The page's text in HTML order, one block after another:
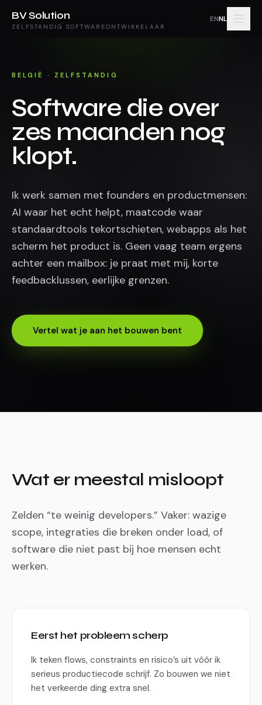
BV Solution
ZELFSTANDIG SOFTWAREONTWIKKELAAR
ENNL
BELGIË · ZELFSTANDIG
Software die over
zes maanden nog
klopt.
Ik werk samen met founders en productmensen:
AI waar het echt helpt, maatcode waar
standaardtools tekortschieten, webapps als het
scherm het product is. Geen vaag team ergens
achter een mailbox: je praat met mij, korte
feedbacklussen, eerlijke grenzen.
Vertel wat je aan het bouwen bent
Wat er meestal misloopt
Zelden “te weinig developers.” Vaker: wazige
scope, integraties die breken onder load, of
software die niet past bij hoe mensen echt
werken.
Eerst het probleem scherp
Ik teken flows, constraints en risico’s uit vóór ik
serieus productiecode schrijf. Zo bouwen we niet
het verkeerde ding extra snel.